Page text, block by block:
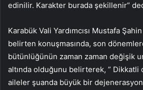
edinilir. Karakter burada şekillenir”
Karabük Vali Yardımcısı Mustafa
belirten konuşmasında, son
bütünlüğünün zaman zaman değişik
altında olduğunu belirterek, ” Dikkatli
aileler şuanda büyük bir dejenerasyon